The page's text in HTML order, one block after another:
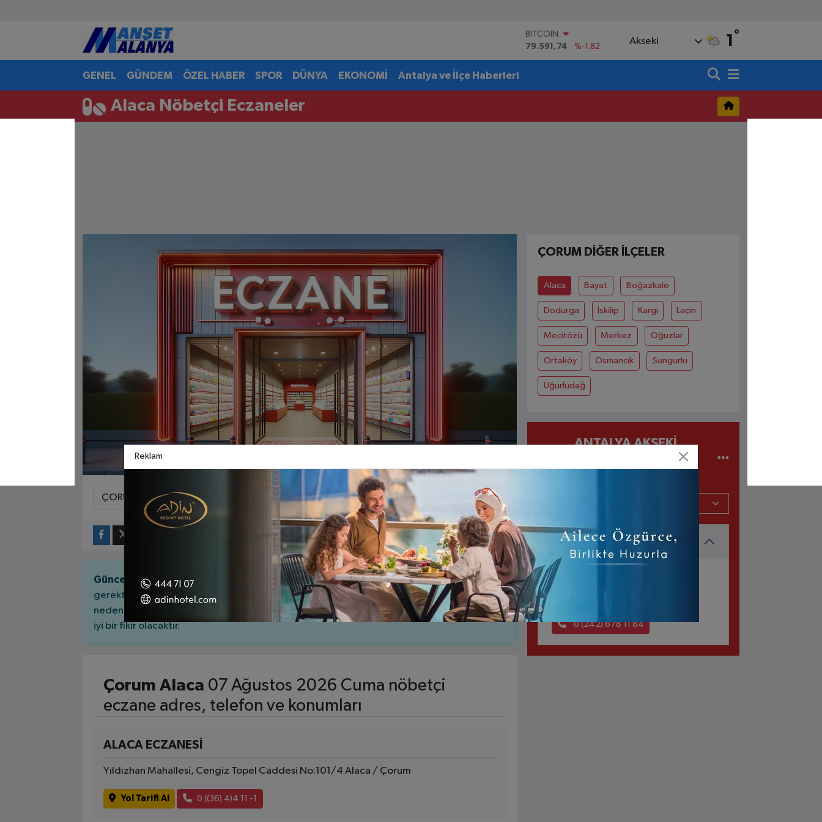
BITCOIN
79.591,74
%-1.82
DOLAR
61,60380
%0.18
Akseki 1 °
GENEL GÜNDEM ÖZEL HABER SPOR DÜNYA EKONOMİ Antalya ve İlçe Haberleri
Alaca Nöbetçi Eczaneler
Güncel Nöbetçi Eczaneler.
Her eczane gece boyunca açık olmayabilir, bazıları sadece
gerektiğinde açık kalabilir veya beklenmedik durumlar nedeniyle nöbete gelemeyebilir. Bu
nedenle, yola çıkmadan önce eczanenin açık olduğunu telefon aracılığıyla teyit etmeniz
iyi bir fikir olacaktır.
Çorum Alaca 07 Ağustos 2026 Cuma nöbetçi
eczane adres, telefon ve konumları
ALACA ECZANESİ
Yıldızhan Mahallesi, Cengiz Topel Caddesi No:101/4 Alaca / Çorum
Yol Tarifi Al 0 ((36) 4)4 11 -1
ÇORUM DIĞER İLÇELER
Alaca Bayat Boğazkale
Dodurga İskilip Kargı Laçin
Mecitözü Merkez Oğuzlar
Ortaköy Osmancık Sungurlu
Uğurludağ
ANTALYA AKSEKI
MERKEZ ECZANESİ
ÖMER DURUK CAD. NO:42/7
0 (242) 678 11 84
Antalya Nöbetçi Eczaneler
Antalya Hava Durumu
Antalya Namaz Vakitleri
Son Dakika Haberleri
Reklam